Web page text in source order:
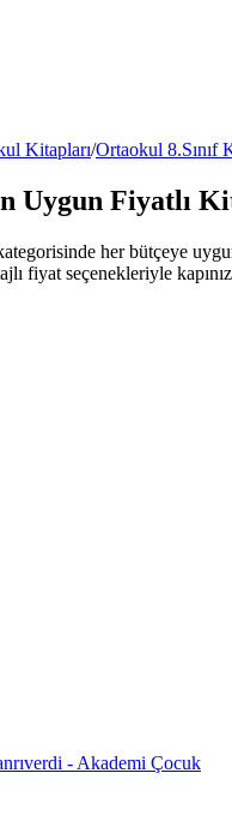
Kitapları/Ortaokul 8.Sınıf
Uygun Fiyatlı
her bütçeye
fiyat seçenekleriyle